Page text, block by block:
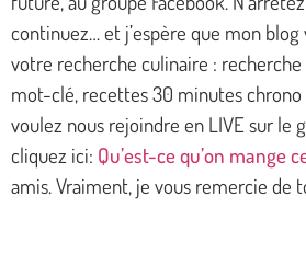
continuez… et j’espère que mon blog
votre recherche culinaire :
mot-clé, recettes 30 minutes
voulez nous rejoindre en LIVE sur le
cliquez ici: Qu’est-ce qu’on mange
amis. Vraiment, je vous remercie de